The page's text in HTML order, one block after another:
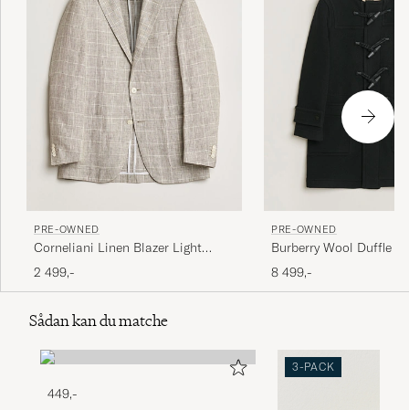
PRE-OWNED
Corneliani Linen Blazer Light
Beige Check 48
2 499,-
PRE-OWNED
Burberry Wool Duffle
50
8 499,-
Sådan kan du matche
449,-
3-PACK